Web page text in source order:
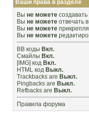
Ваши права в разделе
Вы не можете
Вы не можете отвечать
Вы не можете
Вы не можете
BB коды Вкл.
Смайлы Вкл.
[IMG] код Вкл.
HTML код Выкл.
Trackbacks are Выкл.
Pingbacks are Выкл.
Refbacks are Выкл.
Правила форума